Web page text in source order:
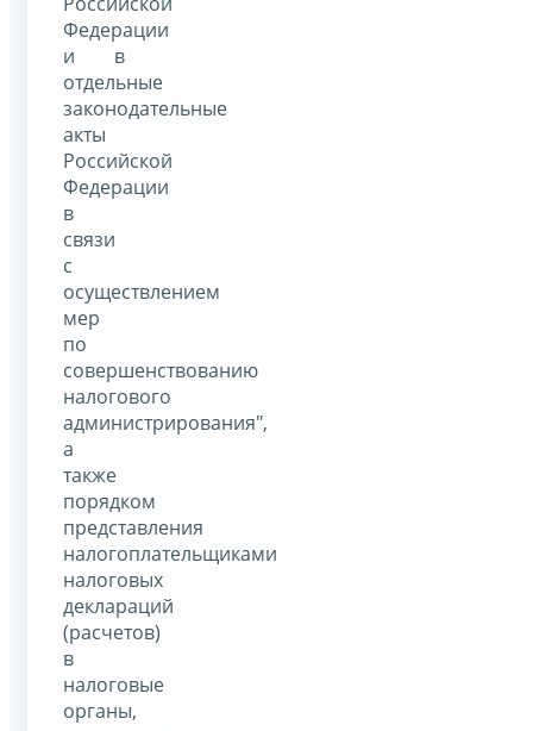
Федерации
и в
отдельные
законодательные
акты
Российской
Федерации
в
связи
с
осуществлением
мер
по
совершенствованию
налогового
администрирования",
а
также
порядком
представления
налогоплательщиками
налоговых
деклараций
(расчетов)
в
налоговые
органы,